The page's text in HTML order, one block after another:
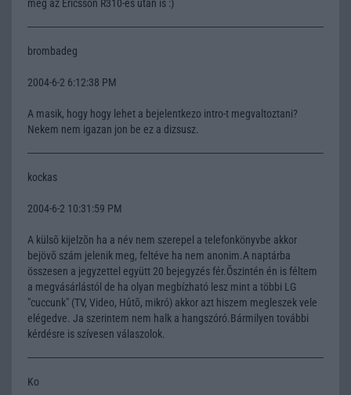
még az Ericsson R310-es után is :)
brombadeg
2004-6-2 6:12:38 PM
A masik, hogy hogy lehet a bejelentkezo intro-t megvaltoztani?
Nekem nem igazan jon be ez a dizsusz.
kockas
2004-6-2 10:31:59 PM
A külsõ kijelzõn ha a név nem szerepel a telefonkönyvbe akkor
bejövõ szám jelenik meg, feltéve ha nem anonim.A naptárba
összesen a jegyzettel együtt 20 bejegyzés fér.Õszintén én is féltem
a megvásárlástól de ha olyan megbízható lesz mint a többi LG
"cuccunk" (TV, Video, Hûtõ, mikró) akkor azt hiszem megleszek vele
elégedve. Ja szerintem nem halk a hangszóró.Bármilyen további
kérdésre is szívesen válaszolok.
Ko